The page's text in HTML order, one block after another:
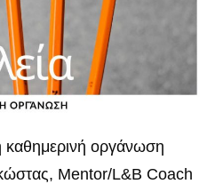
καθημερινή οργάνωση
Mentor/L&B Coach